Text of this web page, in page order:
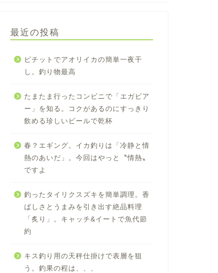
最近の投稿
ピチットでアオリイカの簡単一夜干
し。釣り物最高
たまたま行ったコンビニで「エガビア
ー」を知る。コクがあるのにすっきり
飲める珍しいビールで乾杯
春？エギング。イカ釣りは「冷静と情
熱のあいだ」。今回はやっと〝情熱〟
ですよ
釣ったタイリクスズキを簡単調理。香
ばしさとうまみを引き出す絶品料理
「炙り」。キャッチ&イートで魚代節
約
キス釣り用の天秤仕掛けで表層を狙
う。釣果の程は、、、